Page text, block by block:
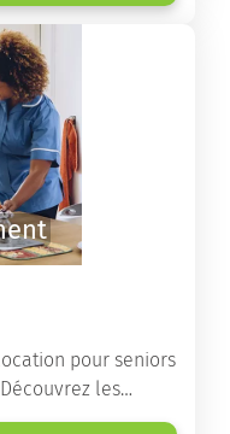
pour seniors
adaptés à nos